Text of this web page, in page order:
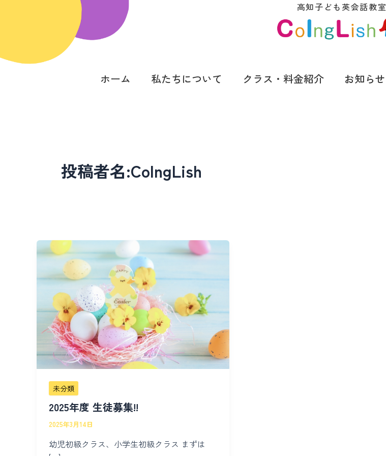
キ
高知子ども英会話教室
ホーム 私たちについて クラス・料金紹介 お知らせ
投稿者名:CoIngLish
未分類
2025年度 生徒募集!!
2025年3月14日
幼児初級クラス、小学生初級クラス まずは